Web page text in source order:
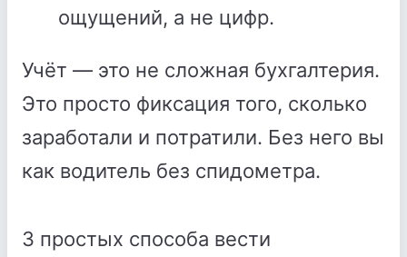
ощущений, а не цифр.
Учёт — это не сложная бухгалтерия.
Это просто фиксация того, сколько
заработали и потратили. Без него вы
как водитель без спидометра.
3 простых способа вести